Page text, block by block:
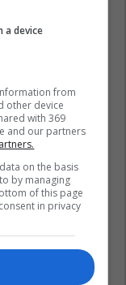
a device
from
other device
with 369
and our partners
on the basis
by managing
of this page
in privacy